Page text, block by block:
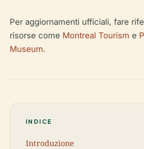
Per aggiornamenti ufficiali, fare
risorse come Montreal Tourism e
Museum.
INDICE
Introduzione